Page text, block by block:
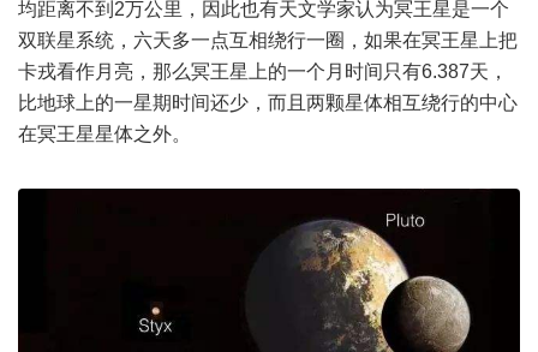
均距离不到2万公里，因此也有天文学家认为冥王星是一个
双联星系统，六天多一点互相绕行一圈，如果在冥王星上把
卡戎看作月亮，那么冥王星上的一个月时间只有6.387天，
比地球上的一星期时间还少，而且两颗星体相互绕行的中心
在冥王星星体之外。